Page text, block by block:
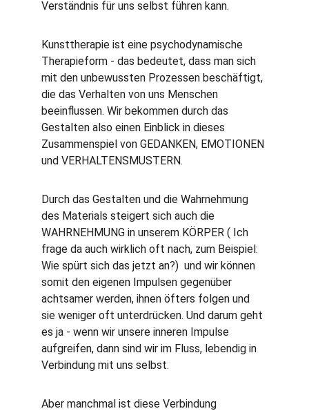
Verständnis für uns selbst führen kann.
Kunsttherapie ist eine psychodynamische
Therapieform - das bedeutet, dass man sich
mit den unbewussten Prozessen beschäftigt,
die das Verhalten von uns Menschen
beeinflussen. Wir bekommen durch das
Gestalten also einen Einblick in dieses
Zusammenspiel von GEDANKEN, EMOTIONEN
und VERHALTENSMUSTERN.
Durch das Gestalten und die Wahrnehmung
des Materials steigert sich auch die
WAHRNEHMUNG in unserem KÖRPER ( Ich
frage da auch wirklich oft nach, zum Beispiel:
Wie spürt sich das jetzt an?)  und wir können
somit den eigenen Impulsen gegenüber
achtsamer werden, ihnen öfters folgen und
sie weniger oft unterdrücken. Und darum geht
es ja - wenn wir unsere inneren Impulse
aufgreifen, dann sind wir im Fluss, lebendig in
Verbindung mit uns selbst.
Aber manchmal ist diese Verbindung